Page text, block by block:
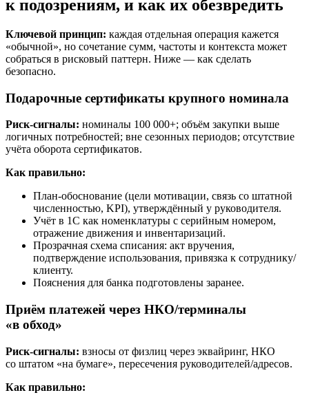
к подозрениям, и как их обезвредить
Ключевой принцип: каждая отдельная операция кажется
«обычной», но сочетание сумм, частоты и контекста может
собраться в рисковый паттерн. Ниже — как сделать
безопасно.
Подарочные сертификаты крупного номинала
Риск-сигналы: номиналы 100 000+; объём закупки выше
логичных потребностей; вне сезонных периодов; отсутствие
учёта оборота сертификатов.
Как правильно:
План-обоснование (цели мотивации, связь со штатной
численностью, KPI), утверждённый у руководителя.
Учёт в 1С как номенклатуры с серийным номером,
отражение движения и инвентаризаций.
Прозрачная схема списания: акт вручения,
подтверждение использования, привязка к сотруднику/
клиенту.
Пояснения для банка подготовлены заранее.
Приём платежей через НКО/терминалы
«в обход»
Риск-сигналы: взносы от физлиц через эквайринг, НКО
со штатом «на бумаге», пересечения руководителей/адресов.
Как правильно: